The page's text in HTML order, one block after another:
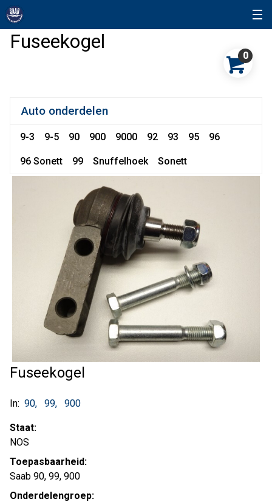
Fuseekogel
0
Auto onderdelen
9-3 9-5 90 900 9000 92 93 95 96
96 Sonett 99 Snuffelhoek Sonett
Fuseekogel
In: 90 99 900
Staat:
NOS
Toepasbaarheid:
Saab 90, 99, 900
Onderdelengroep: